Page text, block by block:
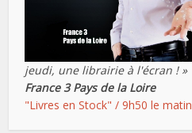
jeudi, une librairie à l'écran ! »
France 3 Pays de la Loire
"Livres en Stock" / 9h50 le matin